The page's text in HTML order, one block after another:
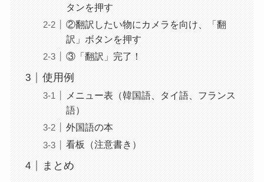
タンを押す
②翻訳したい物にカメラを向け、「翻
訳」ボタンを押す
③「翻訳」完了！
使用例
メニュー表（韓国語、タイ語、フランス
語）
外国語の本
看板（注意書き）
まとめ